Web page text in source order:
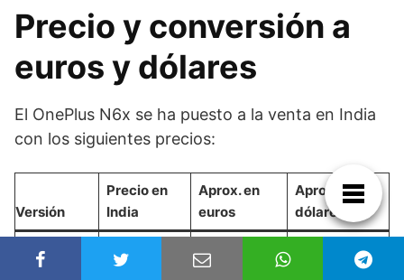
Precio y conversión a
euros y dólares
El OnePlus N6x se ha puesto a la venta en India
con los siguientes precios:
Versión
Precio en
India
Aprox. en
euros
Aprox. en
dólares
4 GB + 64
rupias
173 €